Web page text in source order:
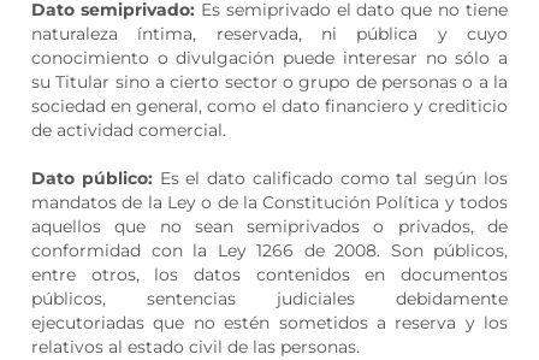
Dato semiprivado: Es semiprivado el dato que no tiene
naturaleza íntima, reservada, ni pública y cuyo
conocimiento o divulgación puede interesar no sólo a
su Titular sino a cierto sector o grupo de personas o a la
sociedad en general, como el dato financiero y crediticio
de actividad comercial.
Dato público: Es el dato calificado como tal según los
mandatos de la Ley o de la Constitución Política y todos
aquellos que no sean semiprivados o privados, de
conformidad con la Ley 1266 de 2008. Son públicos,
entre otros, los datos contenidos en documentos
públicos, sentencias judiciales debidamente
ejecutoriadas que no estén sometidos a reserva y los
relativos al estado civil de las personas.